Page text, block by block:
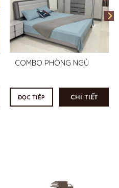
COMBO PHÒNG NGỦ
ĐỌC TIẾP CHI TIẾT